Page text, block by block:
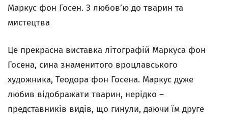
Маркус фон Госен. З любов’ю до тварин та
мистецтва
Це прекрасна виставка літографій Маркуса фон
Госена, сина знаменитого вроцлавського
художника, Теодора фон Госена. Маркус дуже
любив відображати тварин, нерідко –
представників видів, що гинули, даючи їм друге